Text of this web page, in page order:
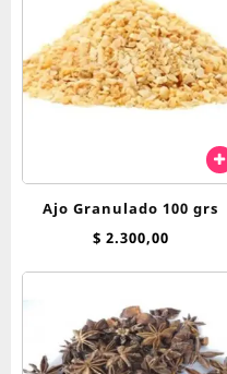
Ajo Granulado 100 grs
$ 2.300,00